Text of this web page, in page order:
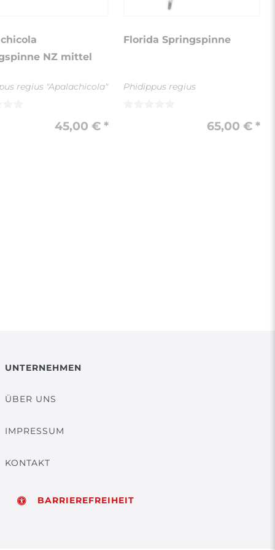
NZ mittel
regius "Apalachicola"
45,00 € *
Florida Springspinne
Phidippus regius
65,00 € *
UNTERNEHMEN
ÜBER UNS
IMPRESSUM
KONTAKT
BARRIEREFREIHEIT